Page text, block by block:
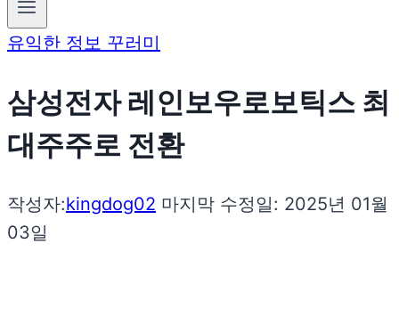
유익한 정보 꾸러미
삼성전자 레인보우로보틱스 최
대주주로 전환
작성자:kingdog02 마지막 수정일: 2025년 01월
03일